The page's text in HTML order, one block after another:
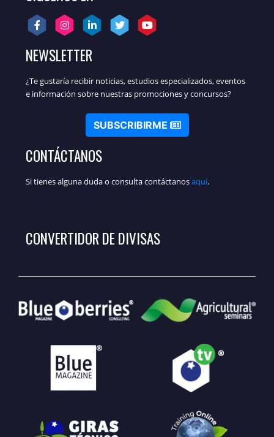
NEWSLETTER
¿Te gustaría recibir noticias, estudios especializados, eventos
e información sobre nuestras promociones y concursos?
SUBSCRIBIRME
CONTÁCTANOS
Si tienes alguna duda o consulta contáctanosaquí.
CONVERTIDOR DE DIVISAS